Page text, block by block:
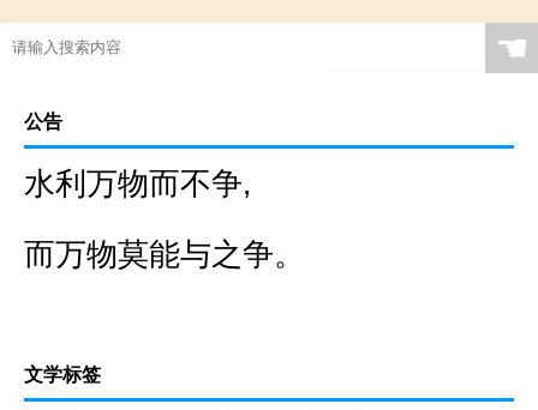
☚
公告
水利万物而不争,
而万物莫能与之争。
文学标签